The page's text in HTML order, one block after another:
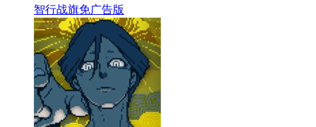
智行战旗免广告版